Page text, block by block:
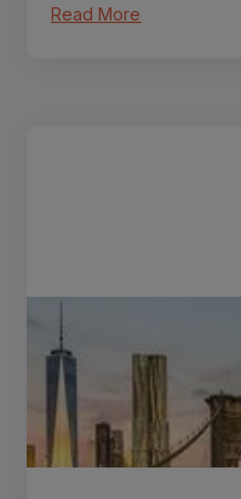
Read More